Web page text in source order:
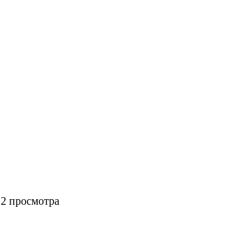
2 просмотра